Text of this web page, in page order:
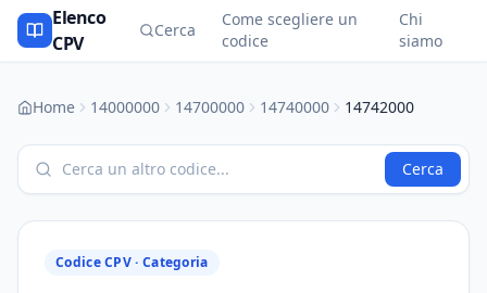
Elenco
CPV
Cerca
Come scegliere un
codice
Chi
siamo
Home 14000000 14700000 14740000 14742000
Cerca
Codice CPV · Categoria